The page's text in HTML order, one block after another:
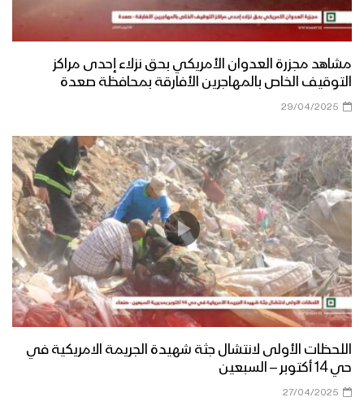
مشاهد مجزرة العدوان الأمريكي بحق نزلاء إحدى مراكز
التوقيف الخاص بالمهاجرين الأفارقة بمحافظة صعدة
29/04/2025
اللحظات الأولى لانتشال جثة شهيدة الجريمة الامريكية في
حي 14 أكتوبر – السبعين
27/04/2025